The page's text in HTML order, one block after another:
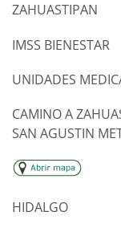
ZAHUASTIPAN
IMSS BIENESTAR
UNIDADES
CAMINO A
SAN AGUSTIN
HIDALGO